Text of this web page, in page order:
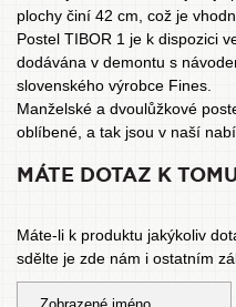
plochy činí 42 cm, což je
Postel TIBOR 1 je k dispozici
dodávána v demontu s
slovenského výrobce Fines.
Manželské a dvoulůžkové
oblíbené, a tak jsou v naší
MÁTE DOTAZ K
Máte-li k produktu jakýkoliv
sdělte je zde nám i ostatním